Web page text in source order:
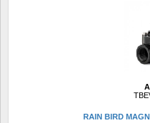
RAIN BIRD